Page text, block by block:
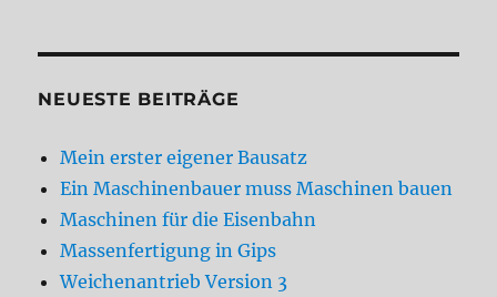
NEUESTE BEITRÄGE
Mein erster eigener Bausatz
Ein Maschinenbauer muss Maschinen bauen
Maschinen für die Eisenbahn
Massenfertigung in Gips
Weichenantrieb Version 3